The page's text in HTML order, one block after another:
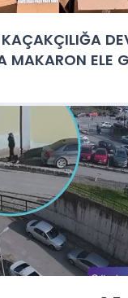
MAKARON ELE